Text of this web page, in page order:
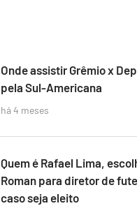
Onde assistir Grêmio x
pela Sul-Americana
há 4 meses
Quem é Rafael Lima,
Roman para diretor de
caso seja eleito